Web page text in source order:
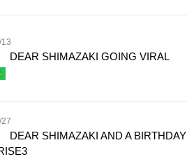
DEAR SHIMAZAKI GOING VIRAL
DEAR SHIMAZAKI AND A BIRTHDAY